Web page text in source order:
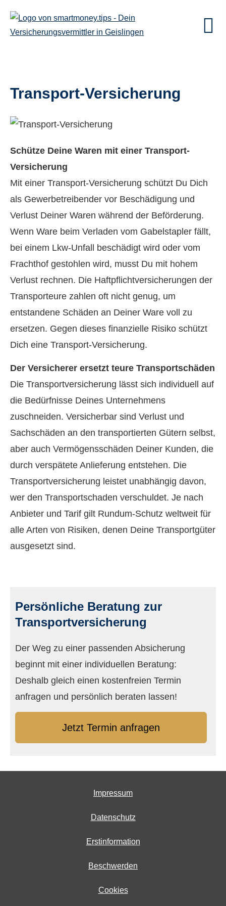
Transport-Versicherung
Schütze Deine Waren mit einer Transport-
Versicherung
Mit einer Transport-Versicherung schützt Du Dich
als Gewerbetreibender vor Beschädigung und
Verlust Deiner Waren während der Beförderung.
Wenn Ware beim Verladen vom Gabelstapler fällt,
bei einem Lkw-Unfall beschädigt wird oder vom
Frachthof gestohlen wird, musst Du mit hohem
Verlust rechnen. Die Haft­pflichtversicherungen der
Transporteure zahlen oft nicht genug, um
entstandene Schäden an Deiner Ware voll zu
ersetzen. Gegen dieses finanzielle Risiko schützt
Dich eine Transport-Versicherung.
Der Versicherer ersetzt teure Transportschäden
Die Transportversicherung lässt sich individuell auf
die Bedürfnisse Deines Unternehmens
zuschneiden. Versicherbar sind Verlust und
Sachschäden an den transportierten Gütern selbst,
aber auch Vermögensschäden Deiner Kunden, die
durch verspätete Anlieferung entstehen. Die
Transportversicherung leistet unabhängig davon,
wer den Transportschaden verschuldet. Je nach
Anbieter und Tarif gilt Rundum-Schutz weltweit für
alle Arten von Risiken, denen Deine Transportgüter
ausgesetzt sind.
Persönliche Beratung zur
Transportversicherung
Der Weg zu einer passenden Absicherung
beginnt mit einer individuellen Beratung:
Deshalb gleich einen kostenfreien Termin
anfragen und persönlich beraten lassen!
Jetzt Termin anfragen
Impressum
Datenschutz
Erstinformation
Beschwerden
Cookies